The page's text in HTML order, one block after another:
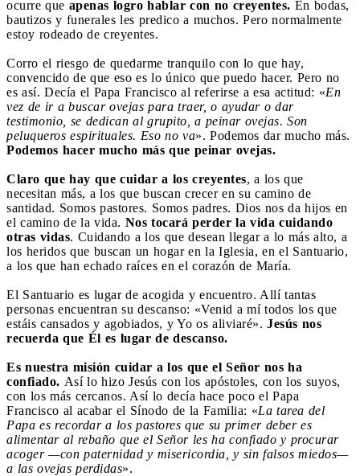
ocurre que apenas logro hablar con no creyentes. En bodas,
bautizos y funerales les predico a muchos. Pero normalmente
estoy rodeado de creyentes.
Corro el riesgo de quedarme tranquilo con lo que hay,
convencido de que eso es lo único que puedo hacer. Pero no
es así. Decía el Papa Francisco al referirse a esa actitud: «En
vez de ir a buscar ovejas para traer, o ayudar o dar
testimonio, se dedican al grupito, a peinar ovejas. Son
peluqueros espirituales. Eso no va». Podemos dar mucho más.
Podemos hacer mucho más que peinar ovejas.
Claro que hay que cuidar a los creyentes, a los que
necesitan más, a los que buscan crecer en su camino de
santidad. Somos pastores. Somos padres. Dios nos da hijos en
el camino de la vida. Nos tocará perder la vida cuidando
otras vidas. Cuidando a los que desean llegar a lo más alto, a
los heridos que buscan un hogar en la Iglesia, en el Santuario,
a los que han echado raíces en el corazón de María.
El Santuario es lugar de acogida y encuentro. Allí tantas
personas encuentran su descanso: «Venid a mí todos los que
estáis cansados y agobiados, y Yo os aliviaré». Jesús nos
recuerda que Él es lugar de descanso.
Es nuestra misión cuidar a los que el Señor nos ha
confiado. Así lo hizo Jesús con los apóstoles, con los suyos,
con los más cercanos. Así lo decía hace poco el Papa
Francisco al acabar el Sínodo de la Familia: «La tarea del
Papa es recordar a los pastores que su primer deber es
alimentar al rebaño que el Señor les ha confiado y procurar
acoger —con paternidad y misericordia, y sin falsos miedos—
a las ovejas perdidas».